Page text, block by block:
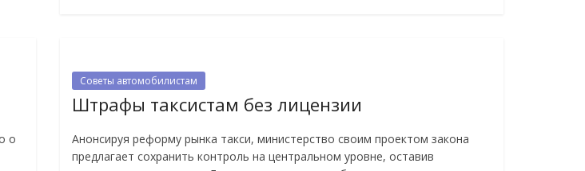
о
Советы автомобилистам
Штрафы таксистам без лицензии
Анонсируя реформу рынка такси, министерство своим проектом закона
предлагает сохранить контроль на центральном уровне, оставив